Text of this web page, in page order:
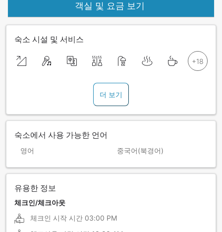
객실 및 요금 보기
숙소 시설 및 서비스
더 보기
숙소에서 사용 가능한 언어
영어 중국어(북경어)
유용한 정보
체크인/체크아웃
체크인 시작 시간 03:00 PM